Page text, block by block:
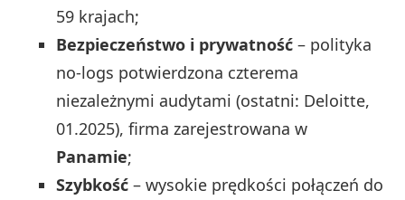
59 krajach;
Bezpieczeństwo i prywatność – polityka
no‑logs potwierdzona czterema
niezależnymi audytami (ostatni: Deloitte,
01.2025), firma zarejestrowana w
Panamie;
Szybkość – wysokie prędkości połączeń do